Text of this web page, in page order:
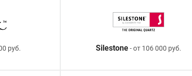
руб. Silestone- от 106 000 руб.